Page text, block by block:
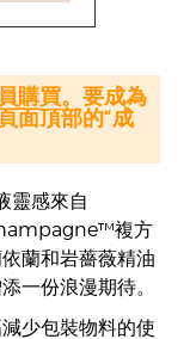
靈感來自
複方
蘭和岩薔薇精油
一份浪漫期待。
少包裝物料的使
購買。要成為
面頂部的“成